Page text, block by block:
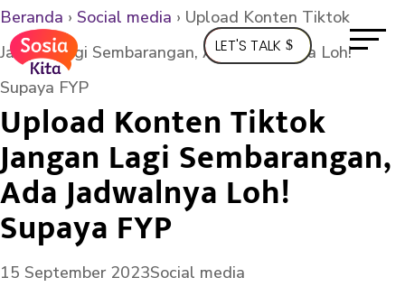
LET'S TALK
Beranda › Social media › Upload Konten Tiktok
Jangan Lagi Sembarangan, Ada Jadwalnya Loh!
Supaya FYP
Upload Konten Tiktok
Jangan Lagi Sembarangan,
Ada Jadwalnya Loh!
Supaya FYP
15 September 2023Social media